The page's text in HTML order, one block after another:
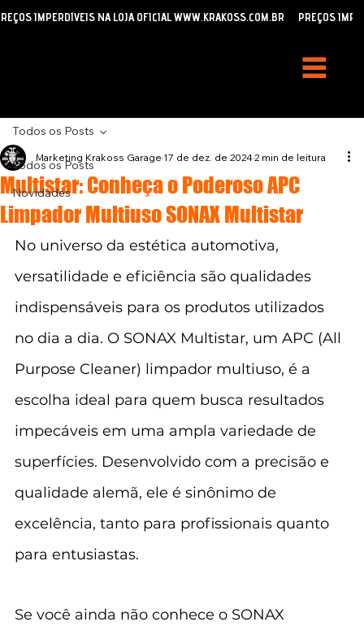
IMPERDÍVEIS NA LOJA OFICIAL WWW.KRAKOSS.COM.BR
Todos os Posts
Novidades
Todos os Posts
Multistar: Conheça o Poderoso APC
Limpador Multiuso SONAX Multistar
Marketing Krakoss Garage 17 de dez. de 20242 min de leitura
No universo da estética automotiva,
versatilidade e eficiência são qualidades
indispensáveis para os produtos utilizados
no dia a dia. O SONAX Multistar, um APC (All
Purpose Cleaner) limpador multiuso, é a
escolha ideal para quem busca resultados
impecáveis em uma ampla variedade de
superfícies. Desenvolvido com a precisão e
qualidade alemã, ele é sinônimo de
excelência, tanto para profissionais quanto
para entusiastas.
Se você ainda não conhece o SONAX